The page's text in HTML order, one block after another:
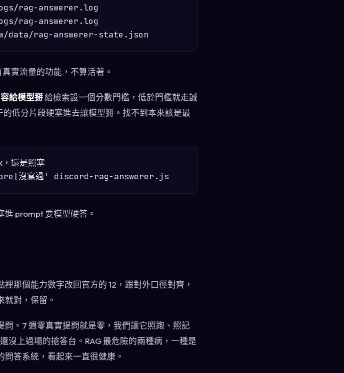
rag-answerer.log
rag-answerer.log
實流量的功能，不算活著。
給模型掰給檢索設一個分數門檻，低於門檻就走誠
低分片段硬塞進去讓模型掰。找不到本來該是最
還是照塞
prompt 要模型硬答。
那個能力數字改回官方的 12，跟對外口徑對齊，
對，保留。
。7 週零真實提問就是零，我們讓它照跑、照記
沒上過場的搶答台。RAG 最危險的兩種病，一種是
答系統，看起來一直很健康。